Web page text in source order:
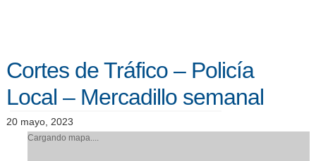
Cortes de Tráfico – Policía
Local – Mercadillo semanal
20 mayo, 2023
Cargando mapa....